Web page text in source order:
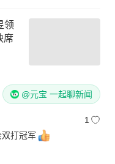
领
席
@元宝 一起聊新闻
1
打冠军